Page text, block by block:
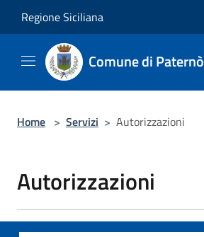
Regione Siciliana
Comune di Paternò
Home > Servizi > Autorizzazioni
Autorizzazioni